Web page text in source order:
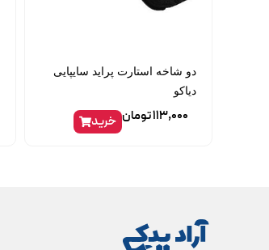
دو شاخه استارت پراید سایپایی
دیاکو
113,000تومان خرید